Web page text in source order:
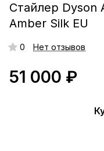
Стайлер Dyson
Amber Silk EU
0 Нет отзывов
51 000 ₽